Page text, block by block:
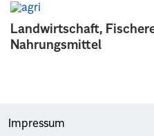
Landwirtschaft,
Nahrungsmittel
Impressum